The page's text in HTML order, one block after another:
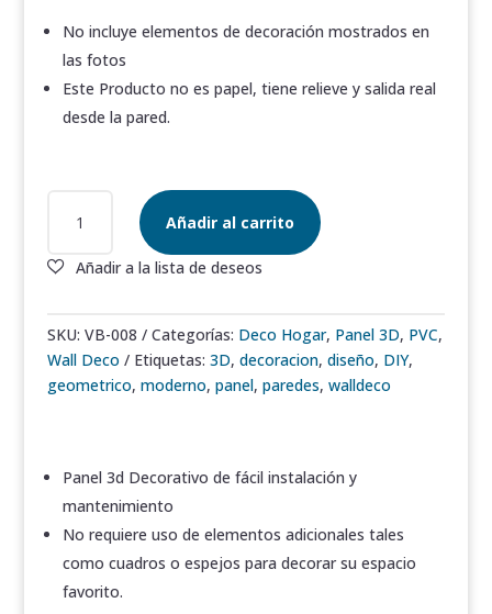
No incluye elementos de decoración mostrados en
las fotos
Este Producto no es papel, tiene relieve y salida real
desde la pared.
WALL
M2
CANTIDAD
Añadir al carrito
SKU: VB-008 Categorías: Deco Hogar, Panel 3D, PVC,
Wall Deco
Etiquetas: 3D, decoracion, diseño, DIY,
geometrico, moderno, panel, paredes, walldeco
Panel 3d Decorativo de fácil instalación y
mantenimiento
No requiere uso de elementos adicionales tales
como cuadros o espejos para decorar su espacio
favorito.